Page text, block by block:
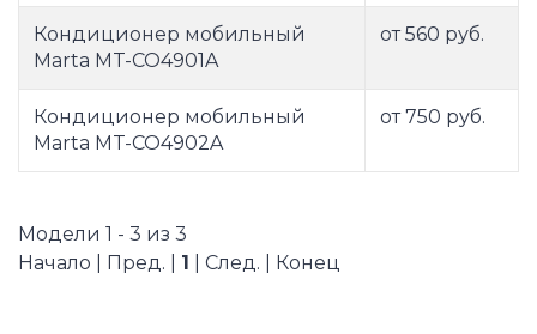
Кондиционер мобильный
Marta MT-CO4901A
от 560 руб.
Кондиционер мобильный
Marta MT-CO4902A
от 750 руб.
Модели 1 - 3 из 3
Начало | Пред. | 1 | След. | Конец